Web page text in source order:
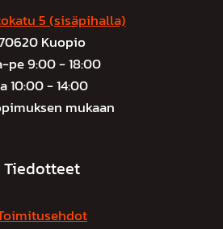
5 (sisäpihalla)
Kuopio
pe 9:00 - 18:00
10:00 - 14:00
mukaan
Tiedotteet